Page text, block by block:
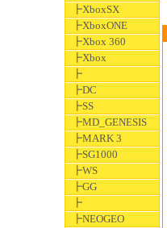
┣XboxSX
┣XboxONE
┣Xbox 360
┣Xbox
┣
┣DC
┣SS
┣MD_GENESIS
┣MARK 3
┣SG1000
┣WS
┣GG
┣
┣NEOGEO